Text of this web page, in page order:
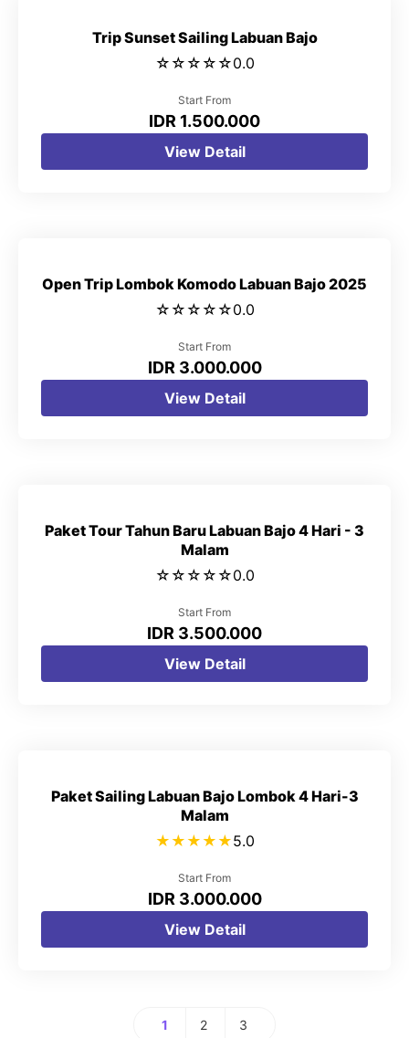
Trip Sunset Sailing Labuan Bajo
☆ ☆ ☆ ☆ ☆0.0
Start From
IDR 1.500.000
View Detail
Open Trip Lombok Komodo Labuan Bajo 2025
☆ ☆ ☆ ☆ ☆0.0
Start From
IDR 3.000.000
View Detail
Paket Tour Tahun Baru Labuan Bajo 4 Hari - 3
Malam
☆ ☆ ☆ ☆ ☆0.0
Start From
IDR 3.500.000
View Detail
Paket Sailing Labuan Bajo Lombok 4 Hari-3
Malam
★ ★ ★ ★ ★5.0
Start From
IDR 3.000.000
View Detail
1 2 3